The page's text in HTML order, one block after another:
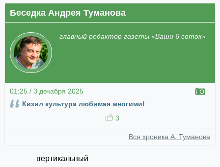
Беседка Андрея Туманова
главный редактор газеты «Ваши 6 соток»
01:25 / 3 декабря 2025
Кизил культура любимая многими!
3
Вся хроника А. Туманова
вертикальный